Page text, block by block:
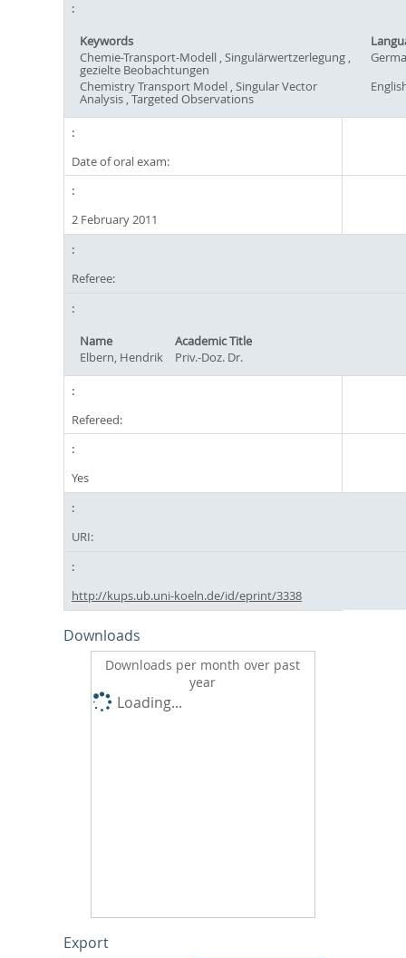
Keywords
Chemie-Transport-Modell , Singulärwertzerlegung ,
gezielte Beobachtungen
Chemistry Transport Model , Singular Vector
Analysis , Targeted Observations
Date of oral exam:
2 February 2011
Referee:
Name
Academic Title
Elbern, Hendrik
Priv.-Doz. Dr.
Refereed:
Yes
URI:
http://kups.ub.uni-koeln.de/id/eprint/3338
Downloads
Downloads per month over past
year
Loading...
Export